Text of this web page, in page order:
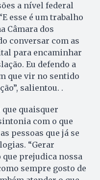
a nível federal
esse é um trabalho
Câmara dos
conversar com as
para encaminhar
Eu defendo a
que vir no sentido
salientou. .
quaisquer
com o que
pessoas que já se
“Gerar
prejudica nossa
sempre gosto de